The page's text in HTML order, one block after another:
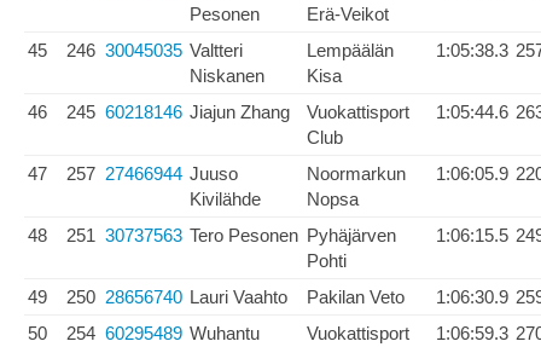
Pesonen
Erä-Veikot
45 246 30045035 Valtteri
Niskanen
Lempäälän
Kisa
1:05:38.3
46 245 60218146 Jiajun Zhang
Vuokattisport
Club
1:05:44.6
47 257 27466944 Juuso
Kivilähde
Noormarkun
Nopsa
1:06:05.9
48 251 30737563 Tero Pesonen Pyhäjärven
Pohti
1:06:15.5
49 250 28656740 Lauri Vaahto Pakilan Veto 1:06:30.9
50
254 60295489 Wuhantu
Vuokattisport
1:06:59.3